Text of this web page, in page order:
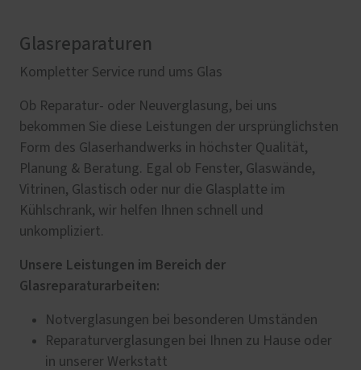
Glasreparaturen
Kompletter Service rund ums Glas
Ob Reparatur- oder Neuverglasung, bei uns
bekommen Sie diese Leistungen der ursprünglichsten
Form des Glaserhandwerks in höchster Qualität,
Planung & Beratung. Egal ob Fenster, Glaswände,
Vitrinen, Glastisch oder nur die Glasplatte im
Kühlschrank, wir helfen Ihnen schnell und
unkompliziert.
Unsere Leistungen im Bereich der
Glasreparaturarbeiten:
Notverglasungen bei besonderen Umständen
Reparaturverglasungen bei Ihnen zu Hause oder
in unserer Werkstatt